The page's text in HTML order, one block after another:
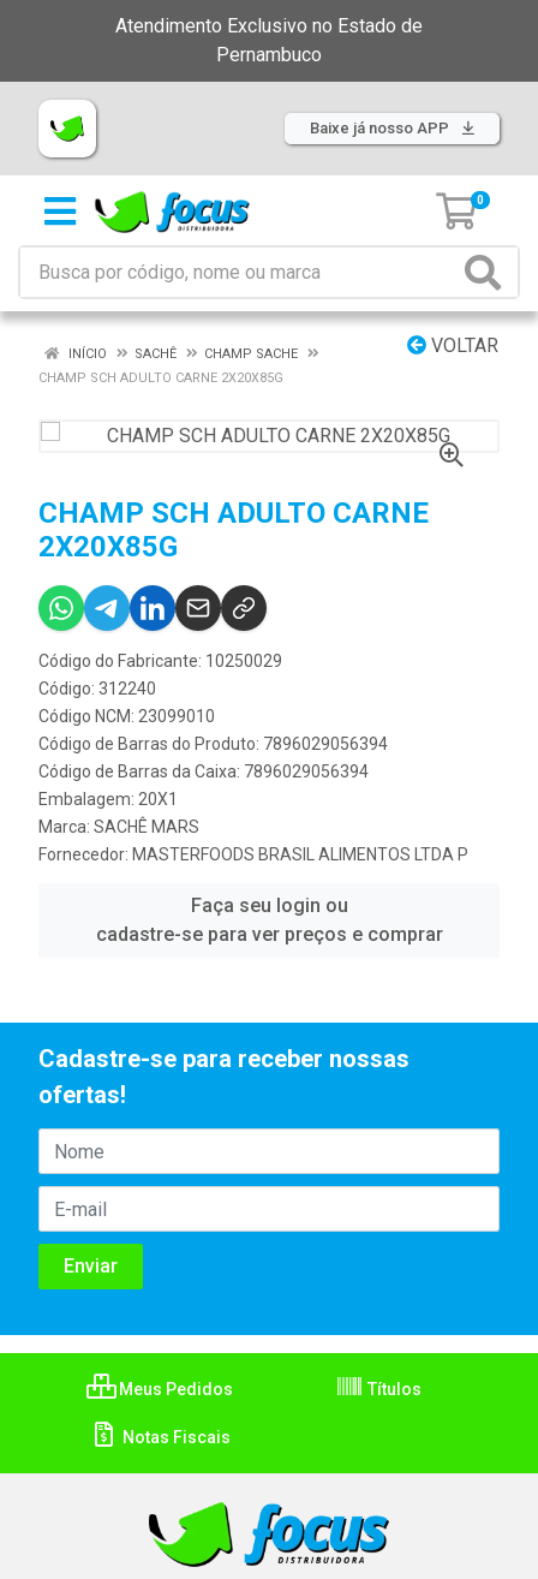
Atendimento Exclusivo no Estado de
Pernambuco
Baixe já nosso APP
0
VOLTAR
INÍCIO SACHÊ
CHAMP SACHE
CHAMP SCH ADULTO CARNE 2X20X85G
CHAMP SCH ADULTO CARNE
2X20X85G
Código do Fabricante: 10250029
Código: 312240
Código NCM: 23099010
Código de Barras do Produto: 7896029056394
Código de Barras da Caixa: 7896029056394
Embalagem: 20X1
Marca: SACHÊ MARS
Fornecedor: MASTERFOODS BRASIL ALIMENTOS LTDA P
Faça seu login ou
cadastre-se para ver preços e comprar
Cadastre-se para receber nossas
ofertas!
Meus Pedidos Títulos
Notas Fiscais